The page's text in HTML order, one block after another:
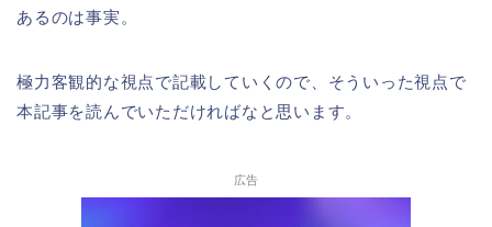
あるのは事実。
極力客観的な視点で記載していくので、そういった視点で
本記事を読んでいただければなと思います。
広告